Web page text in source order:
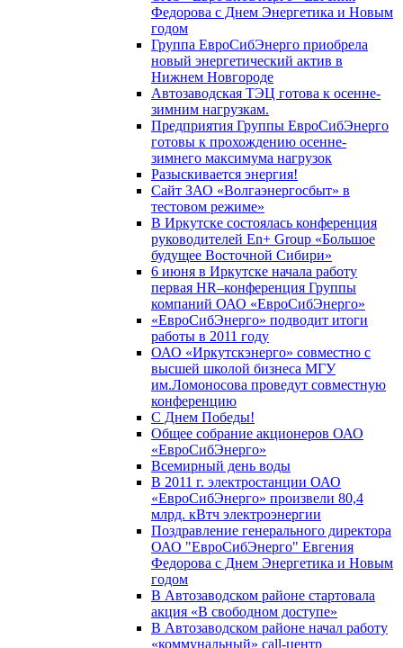
Федорова с Днем Энергетика и Новым
годом
Группа ЕвроСибЭнерго приобрела
новый энергетический актив в
Нижнем Новгороде
Автозаводская ТЭЦ готова к осенне-
зимним нагрузкам.
Предприятия Группы ЕвроСибЭнерго
готовы к прохождению осенне-
зимнего максимума нагрузок
Разыскивается энергия!
Сайт ЗАО «Волгаэнергосбыт» в
тестовом режиме»
В Иркутске состоялась конференция
руководителей En+ Group «Большое
будущее Восточной Сибири»
6 июня в Иркутске начала работу
первая HR–конференция Группы
компаний ОАО «ЕвроСибЭнерго»
«ЕвроСибЭнерго» подводит итоги
работы в 2011 году
ОАО «Иркутскэнерго» совместно с
высшей школой бизнеса МГУ
им.Ломоносова проведут совместную
конференцию
С Днем Победы!
Общее собрание акционеров ОАО
«ЕвроСибЭнерго»
Всемирный день воды
В 2011 г. электростанции ОАО
«ЕвроСибЭнерго» произвели 80,4
млрд. кВтч электроэнергии
Поздравление генерального директора
ОАО "ЕвроСибЭнерго" Евгения
Федорова с Днем Энергетика и Новым
годом
В Автозаводском районе стартовала
акция «В свободном доступе»
В Автозаводском районе начал работу
«коммунальный» call-центр